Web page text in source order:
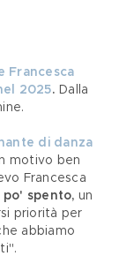
Francesca
2025. Dalla
di danza
motivo ben
Francesca
po' spento, un
priorità per
abbiamo